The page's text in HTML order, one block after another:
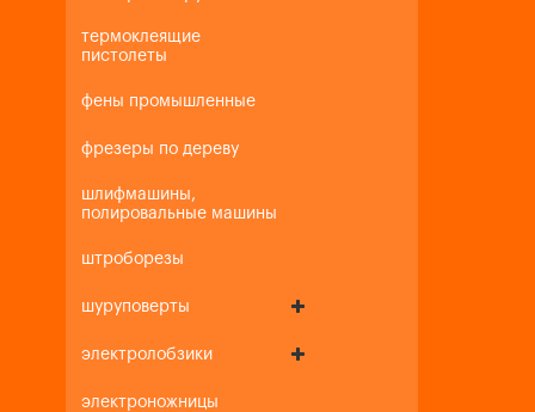
термоклеящие
пистолеты
фены промышленные
фрезеры по дереву
шлифмашины,
полировальные машины
штроборезы
шуруповерты
электролобзики
электроножницы